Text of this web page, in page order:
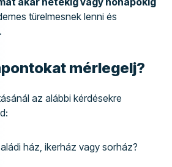
türelmesnek lenni és
mérlegelj?
az alábbi kérdésekre
ház, ikerház vagy sorház?